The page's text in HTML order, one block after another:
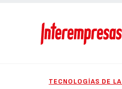
TECNOLOGÍAS DE